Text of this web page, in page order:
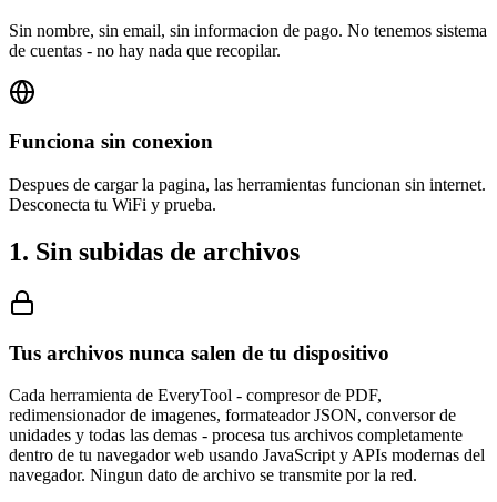
Sin nombre, sin email, sin informacion de pago. No tenemos sistema
de cuentas - no hay nada que recopilar.
Funciona sin conexion
Despues de cargar la pagina, las herramientas funcionan sin internet.
Desconecta tu WiFi y prueba.
1. Sin subidas de archivos
Tus archivos nunca salen de tu dispositivo
Cada herramienta de EveryTool - compresor de PDF,
redimensionador de imagenes, formateador JSON, conversor de
unidades y todas las demas - procesa tus archivos completamente
dentro de tu navegador web usando JavaScript y APIs modernas del
navegador. Ningun dato de archivo se transmite por la red.